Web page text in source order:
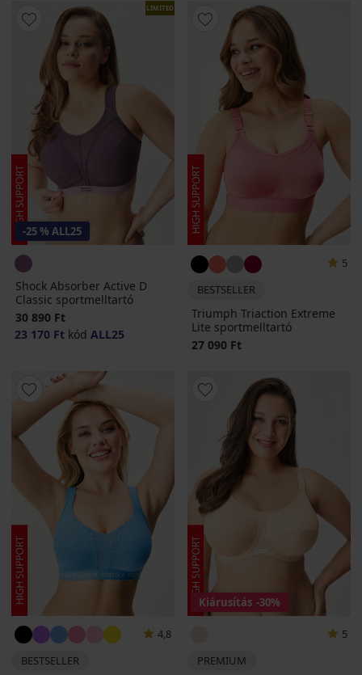
LIMITED
-25 % ALL25
Shock Absorber Active D
Classic sportmelltartó
30 890 Ft
23 170 Ft kód ALL25
5
BESTSELLER
Triumph Triaction Extreme
Lite sportmelltartó
27 090 Ft
4,8
BESTSELLER
Kiárusítás -30%
5
PREMIUM